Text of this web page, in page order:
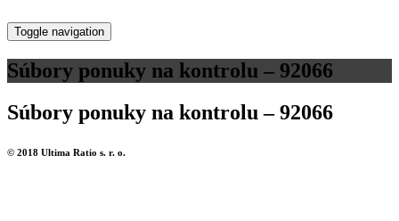
Toggle navigation
Súbory ponuky na kontrolu – 92066
Súbory ponuky na kontrolu – 92066
© 2018 Ultima Ratio s. r. o.